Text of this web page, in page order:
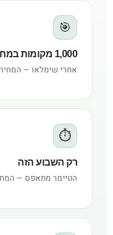
🎯
1,000 מקומות במחיר השקה
אחרי שימלאו — המחיר חוזר ל-
⏱
רק השבוע הזה
הטיימר מתאפס — המחיר